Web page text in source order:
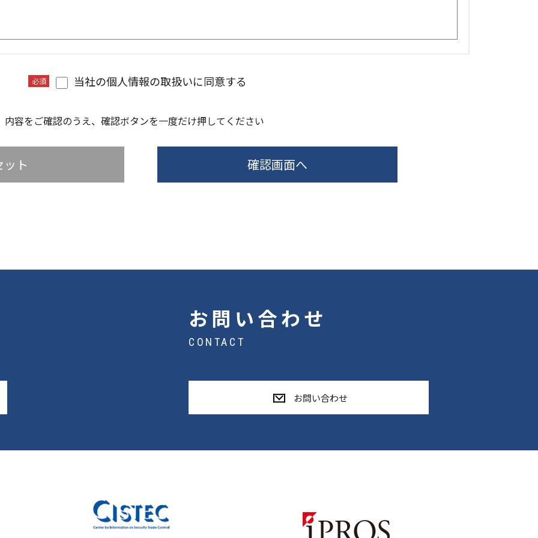
必須 当社の個人情報の取扱いに同意する
内容をご確認のうえ、確認ボタンを一度だけ押してください
ト
お問い合わせ
CONTACT
お問い合わせ